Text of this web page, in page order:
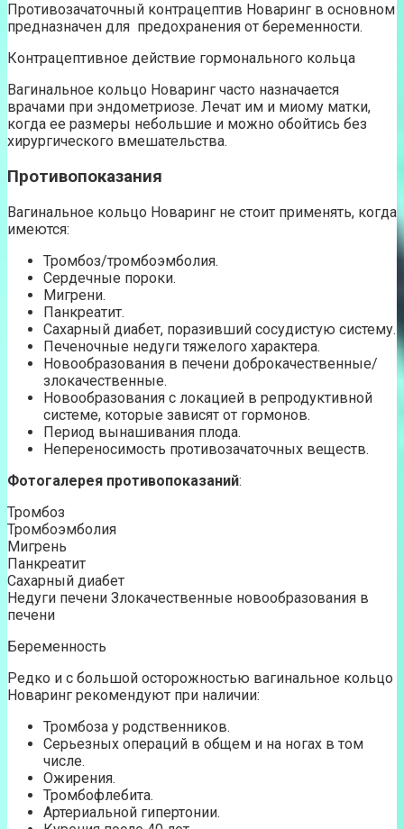
Противозачаточный контрацептив Новаринг в основном
предназначен для предохранения от беременности.
Контрацептивное действие гормонального кольца
Вагинальное кольцо Новаринг часто назначается
врачами при эндометриозе. Лечат им и миому матки,
когда ее размеры небольшие и можно обойтись без
хирургического вмешательства.
Противопоказания
Вагинальное кольцо Новаринг не стоит применять, когда
имеются:
Тромбоз/тромбоэмболия.
Сердечные пороки.
Мигрени.
Панкреатит.
Сахарный диабет, поразивший сосудистую систему.
Печеночные недуги тяжелого характера.
Новообразования в печени доброкачественные/
злокачественные.
Новообразования с локацией в репродуктивной
системе, которые зависят от гормонов.
Период вынашивания плода.
Непереносимость противозачаточных веществ.
Фотогалерея противопоказаний:
Тромбоз
Тромбоэмболия
Мигрень
Панкреатит
Сахарный диабет
Недуги печени Злокачественные новообразования в
печени
Беременность
Редко и с большой осторожностью вагинальное кольцо
Новаринг рекомендуют при наличии:
Тромбоза у родственников.
Серьезных операций в общем и на ногах в том
числе.
Ожирения.
Тромбофлебита.
Артериальной гипертонии.